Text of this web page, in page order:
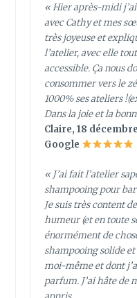
« Hier après-midi
avec Cathy et mes
très joyeuse et
l’atelier, avec elle
accessible. Ça nous
consommer vers le
1000% ses ateliers
Dans la joie et la
Claire, 18
Google
« J’ai fait l’atelier
shampooing pour
Je suis très content
humeur (et en toute
énormément de
shampooing solide et
moi-même et dont
parfum. J’ai hâte de